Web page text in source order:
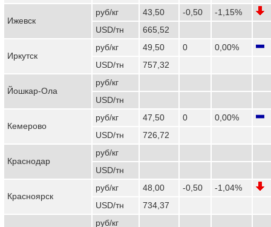
Ижевск
руб/кг 43,50 -0,50
-1,15%
USD/тн
665,52
Иркутск
руб/кг 49,50 0
0,00%
USD/тн
757,32
Йошкар-Ола
руб/кг
USD/тн
Кемерово
руб/кг 47,50 0
0,00%
USD/тн
726,72
Краснодар
руб/кг
USD/тн
Красноярск
руб/кг 48,00 -0,50
-1,04%
USD/тн
734,37
руб/кг